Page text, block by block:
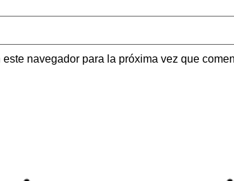
navegador para la próxima vez que